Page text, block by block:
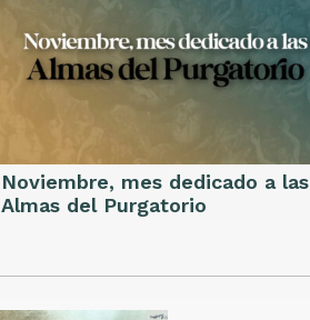
Noviembre, mes dedicado a las
Almas del Purgatorio